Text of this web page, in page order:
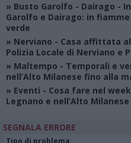
» Busto Garolfo - Dairago -
Garolfo e Dairago: in
verde
» Nerviano - Casa affittata
Polizia Locale di Nerviano e
» Maltempo - Temporali e
nell’Alto Milanese fino alla
» Eventi - Cosa fare nel
Legnano e nell’Alto Milanese
SEGNALA ERRORE
Tipo di problema